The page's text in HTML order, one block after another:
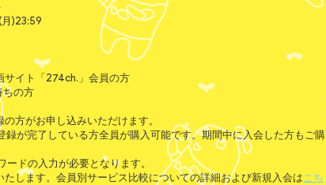
)23:59
サイト「274ch.」会員の方
ちの方
方がお申し込みいただけます。
が完了している方全員が購入可能です。期間中に入会した方もご購
ドの入力が必要となります。
します。会員別サービス比較についての詳細および新規入会はこち